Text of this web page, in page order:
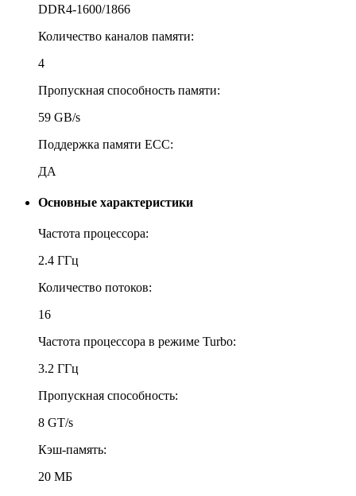
DDR4-1600/1866
Количество каналов памяти:
4
Пропускная способность памяти:
59 GB/s
Поддержка памяти ECC:
ДА
Основные характеристики
Частота процессора:
2.4 ГГц
Количество потоков:
16
Частота процессора в режиме Turbo:
3.2 ГГц
Пропускная способность:
8 GT/s
Кэш-память:
20 МБ